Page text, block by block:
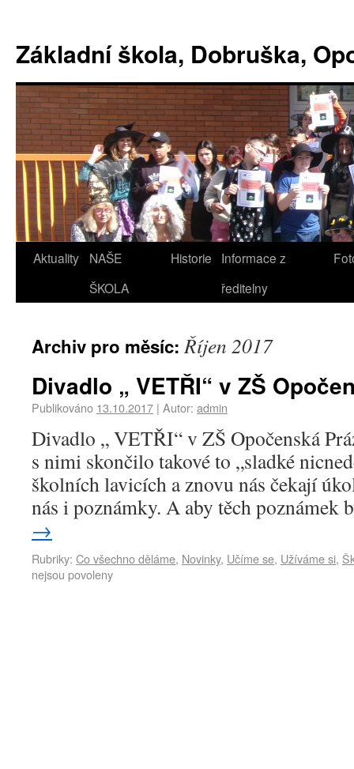
Základní škola, Dobruška,
Aktuality
NAŠE
ŠKOLA
Historie
Informace z
ředitelny
Archiv pro měsíc:Říjen 2017
Divadlo „ VETŘI“ v ZŠ
Publikováno 13.10.2017 | Autor: admin
Divadlo „ VETŘI“ v ZŠ Opočenská
s nimi skončilo takové to „sladké
školních lavicích a znovu nás čekají
nás i poznámky. A aby těch
→
Rubriky: Co všechno děláme, Novinky, Učíme se, Užíváme si,
nejsou povoleny